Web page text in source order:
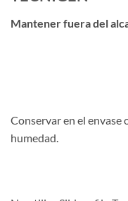
Mantener fuera del
Conservar en el envase
humedad.